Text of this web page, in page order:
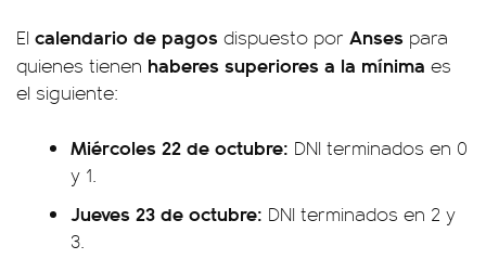
El calendario de pagos dispuesto por Anses para
quienes tienen haberes superiores a la mínima es
el siguiente:
Miércoles 22 de octubre: DNI terminados en 0
y 1.
Jueves 23 de octubre: DNI terminados en 2 y
3.